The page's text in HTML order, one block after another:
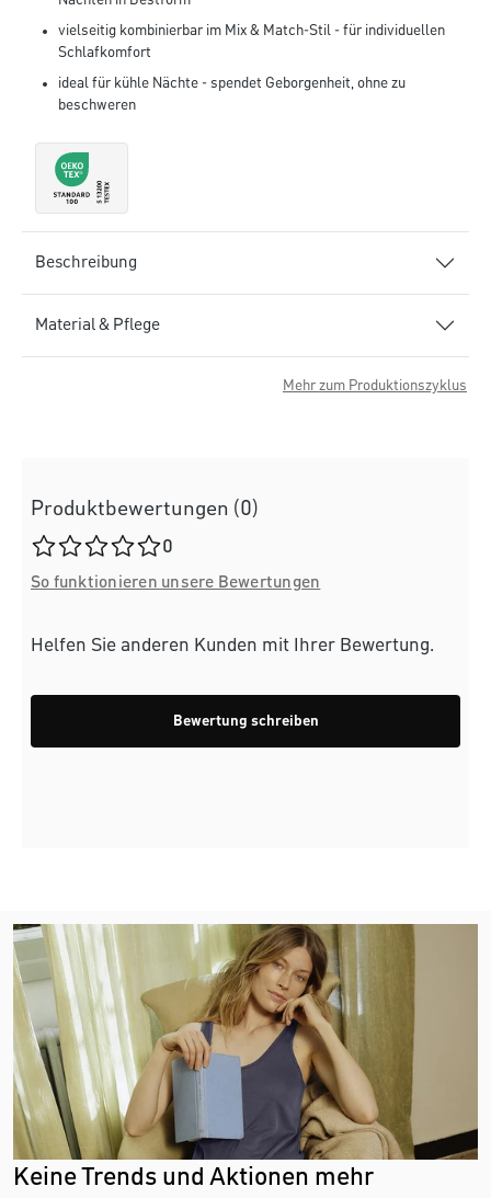
vielseitig kombinierbar im Mix & Match-Stil - für individuellen
Schlafkomfort
ideal für kühle Nächte - spendet Geborgenheit, ohne zu
beschweren
Beschreibung
Material & Pflege
Mehr zum Produktionszyklus
Produktbewertungen (0)
Durchschnittliche Bewertung von 0 von 5 Sternen
0
So funktionieren unsere Bewertungen
Helfen Sie anderen Kunden mit Ihrer Bewertung.
Bewertung schreiben
Keine Trends und Aktionen mehr